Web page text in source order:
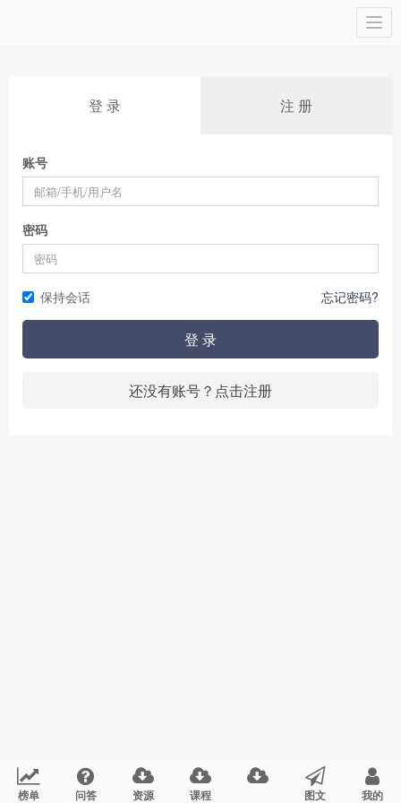
登 录 注 册
账号
密码
保持会话 忘记密码?
登 录
还没有账号？点击注册
榜单 问答 资源 课程 图文 我的